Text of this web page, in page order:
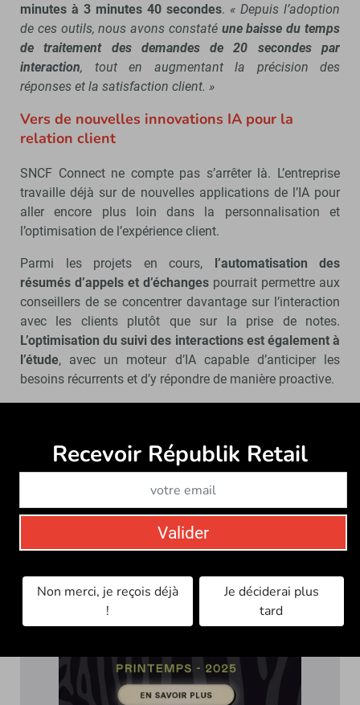
minutes à 3 minutes 40 secondes. « Depuis l’adoption
de ces outils, nous avons constaté une baisse du temps
de traitement des demandes de 20 secondes par
interaction, tout en augmentant la précision des
réponses et la satisfaction client. »
Vers de nouvelles innovations IA pour la
relation client
SNCF Connect ne compte pas s’arrêter là. L’entreprise
travaille déjà sur de nouvelles applications de l’IA pour
aller encore plus loin dans la personnalisation et
l’optimisation de l’expérience client.
Parmi les projets en cours, l’automatisation des
résumés d’appels et d’échanges pourrait permettre aux
conseillers de se concentrer davantage sur l’interaction
avec les clients plutôt que sur la prise de notes.
L’optimisation du suivi des interactions est également à
l’étude, avec un moteur d’IA capable d’anticiper les
besoins récurrents et d’y répondre de manière proactive.
Mais nous restons pragmatiques : chaque innovation
doit répondre à un besoin réel et améliorer concrètement
pointe Romain Kara.
Venez échanger avec Romain Kara
lors des Retail Days les 19 & 20 mars
Recevoir Républik Retail
Valider
Non merci, je reçois déjà
!
Je déciderai plus
tard